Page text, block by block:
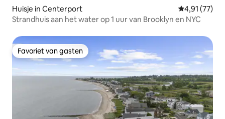
Huisje in Centerport Gemiddelde
4,91 (77)
Strandhuis aan het water op 1 uur van Brooklyn en NYC
Favoriet van gasten
Favoriet van gasten